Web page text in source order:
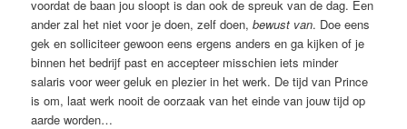
voordat de baan jou sloopt is dan ook de spreuk van de dag. Een
ander zal het niet voor je doen, zelf doen,bewust van. Doe eens
gek en solliciteer gewoon eens ergens anders en ga kijken of je
binnen het bedrijf past en accepteer misschien iets minder
salaris voor weer geluk en plezier in het werk. De tijd van Prince
is om, laat werk nooit de oorzaak van het einde van jouw tijd op
aarde worden…